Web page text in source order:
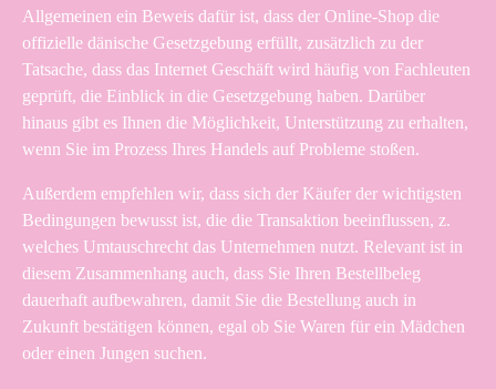
Allgemeinen ein Beweis dafür ist, dass der Online-Shop die
offizielle dänische Gesetzgebung erfüllt, zusätzlich zu der
Tatsache, dass das Internet Geschäft wird häufig von Fachleuten
geprüft, die Einblick in die Gesetzgebung haben. Darüber
hinaus gibt es Ihnen die Möglichkeit, Unterstützung zu erhalten,
wenn Sie im Prozess Ihres Handels auf Probleme stoßen.
Außerdem empfehlen wir, dass sich der Käufer der wichtigsten
Bedingungen bewusst ist, die die Transaktion beeinflussen, z.
welches Umtauschrecht das Unternehmen nutzt. Relevant ist in
diesem Zusammenhang auch, dass Sie Ihren Bestellbeleg
dauerhaft aufbewahren, damit Sie die Bestellung auch in
Zukunft bestätigen können, egal ob Sie Waren für ein Mädchen
oder einen Jungen suchen.